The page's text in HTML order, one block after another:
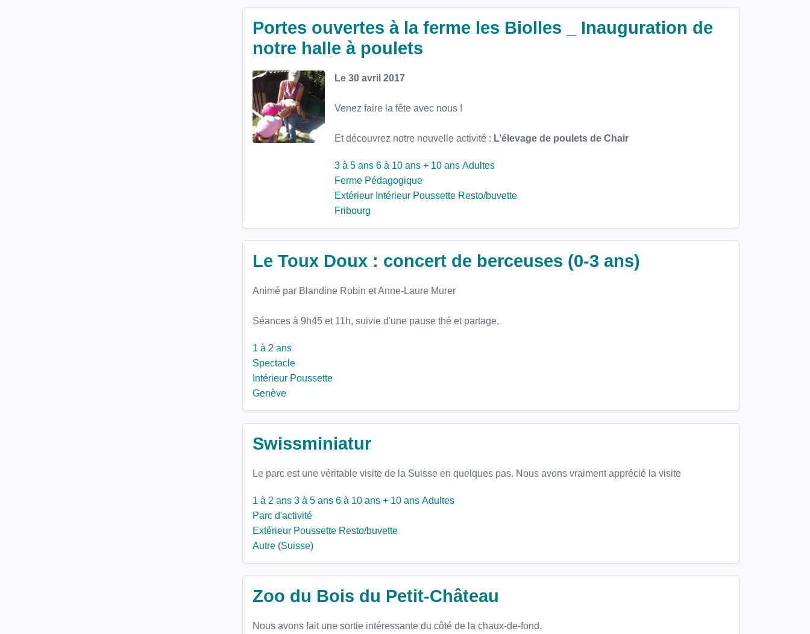
Portes ouvertes à la ferme les Biolles _ Inauguration de
notre halle à poulets
Le 30 avril 2017
Venez faire la fête avec nous !
Et découvrez notre nouvelle activité : L’élevage de poulets de Chair
3 à 5 ans 6 à 10 ans + 10 ans Adultes
Ferme Pédagogique
Extérieur Intérieur Poussette Resto/buvette
Fribourg
Le Toux Doux : concert de berceuses (0-3 ans)
Animé par Blandine Robin et Anne-Laure Murer
Séances à 9h45 et 11h, suivie d'une pause thé et partage.
1 à 2 ans
Spectacle
Intérieur Poussette
Genève
Swissminiatur
Le parc est une véritable visite de la Suisse en quelques pas. Nous avons vraiment apprécié la visite
1 à 2 ans 3 à 5 ans 6 à 10 ans + 10 ans Adultes
Parc d'activité
Extérieur Poussette Resto/buvette
Autre (Suisse)
Zoo du Bois du Petit-Château
Nous avons fait une sortie intéressante du côté de la chaux-de-fond.